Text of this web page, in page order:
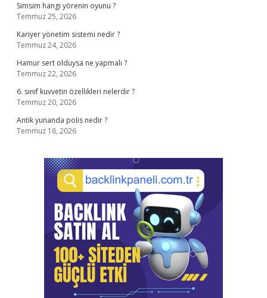
Simsim hangi yörenin oyunu ?
Temmuz 25, 2026
Kariyer yönetim sistemi nedir ?
Temmuz 24, 2026
Hamur sert olduysa ne yapmalı ?
Temmuz 22, 2026
6. sınıf kuvvetin özellikleri nelerdir ?
Temmuz 20, 2026
Antik yunanda polis nedir ?
Temmuz 16, 2026